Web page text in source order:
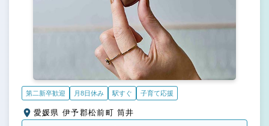
第二新卒歓迎 月8日休み 駅すぐ 子育て応援
愛媛県 伊予郡松前町 筒井